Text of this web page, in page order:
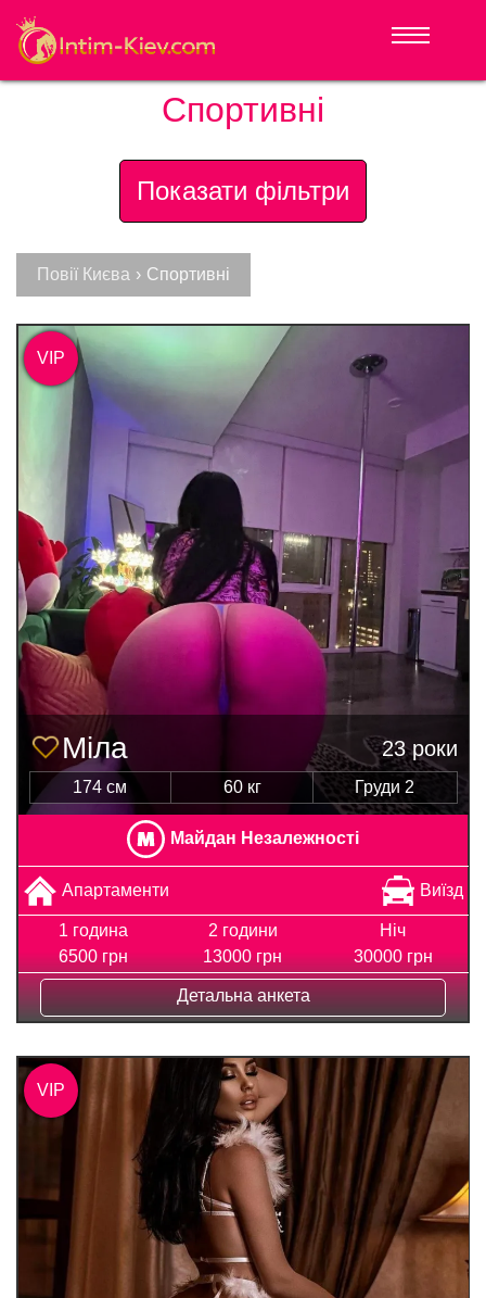
Спортивні
Показати фільтри
Повії Києва › Спортивні
Міла 23 роки
174 см 60 кг Груди 2
Майдан Незалежності
Апартаменти Виїзд
1 година
6500 грн
2 години
13000 грн
Ніч
30000 грн
Детальна анкета
VIP
VIP